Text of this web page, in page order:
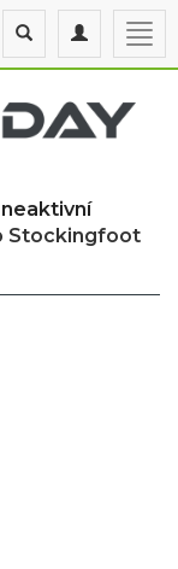
Toggle
navigation
Toggle
search
neaktivní
Stockingfoot